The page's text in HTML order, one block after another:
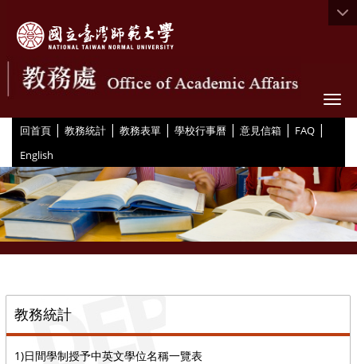
回首頁 | 教務統計 | 教務表單 | 學校行事曆 | 意見信箱 | FAQ |
English
教務統計
1)日間學制授予中英文學位名稱一覽表